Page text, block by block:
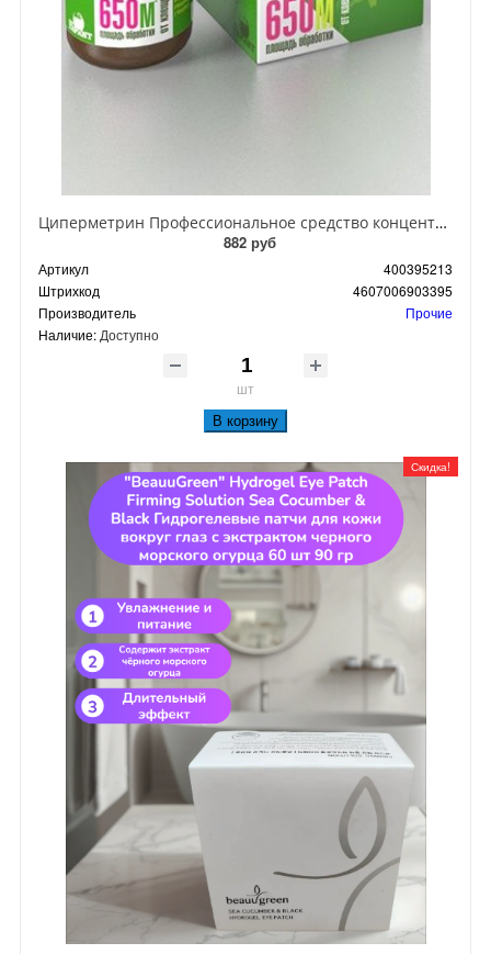
Циперметрин Профессиональное средство концентрат эмульсии 25% для уничтожения тараканов, мух,комаров, блох, клопов, муравьев, ос 50 мл
882 руб
Артикул
400395213
Штрихкод
4607006903395
Производитель
Прочие
Наличие: Доступно
шт
В корзину
Скидка!